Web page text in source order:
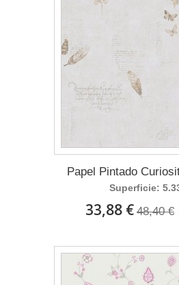
Papel Pintado
Superficie:
33,88 € 48,40 €